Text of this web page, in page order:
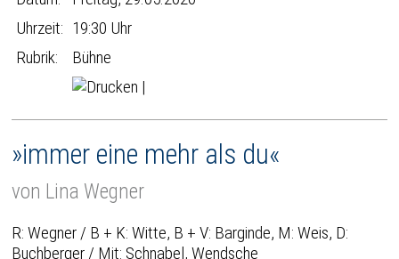
Uhrzeit: 19:30 Uhr
Rubrik:
Bühne
|
»immer eine mehr als du«
von Lina Wegner
R: Wegner / B + K: Witte, B + V: Barginde, M: Weis, D:
Buchberger / Mit: Schnabel, Wendsche